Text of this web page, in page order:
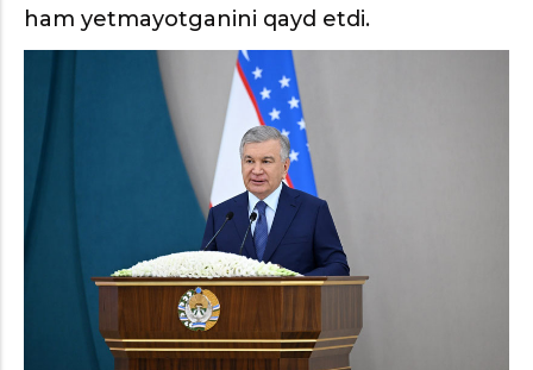
ham yetmayotganini qayd etdi.